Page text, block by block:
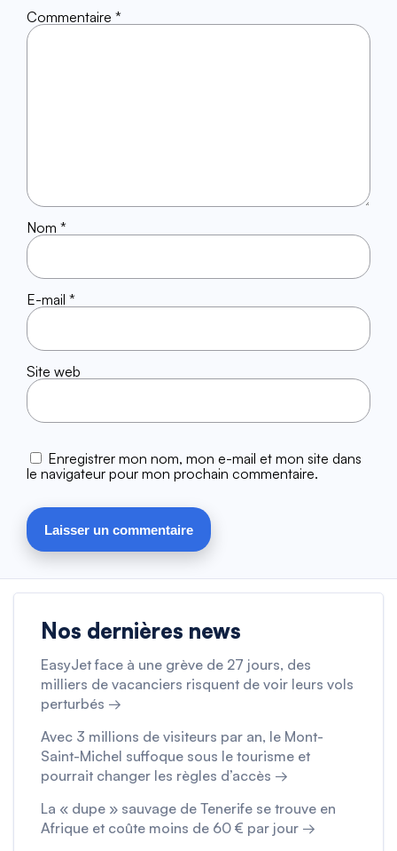
Commentaire *
Nom *
E-mail *
Site web
Enregistrer mon nom, mon e-mail et mon site dans
le navigateur pour mon prochain commentaire.
Nos dernières news
EasyJet face à une grève de 27 jours, des
milliers de vacanciers risquent de voir leurs vols
perturbés →
Avec 3 millions de visiteurs par an, le Mont-
Saint-Michel suffoque sous le tourisme et
pourrait changer les règles d’accès →
La « dupe » sauvage de Tenerife se trouve en
Afrique et coûte moins de 60 € par jour →